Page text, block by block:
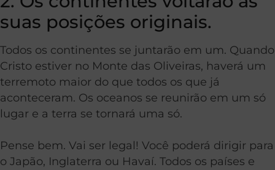
suas posições originais.
Todos os continentes se juntarão em um. Quando
Cristo estiver no Monte das Oliveiras, haverá um
terremoto maior do que todos os que já
aconteceram. Os oceanos se reunirão em um só
lugar e a terra se tornará uma só.
Pense bem. Vai ser legal! Você poderá dirigir para
o Japão, Inglaterra ou Havaí. Todos os países e